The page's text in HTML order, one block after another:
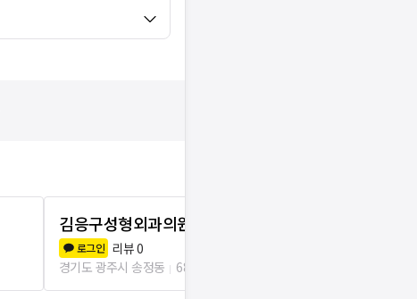
김응구성형외과의원
로그인 리뷰0
경기도 광주시 송정동
683m